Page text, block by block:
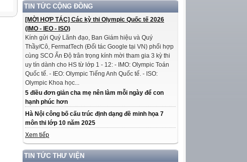
TIN TỨC CỘNG ĐỒNG
[MỜI HỢP TÁC] Các kỳ thi Olympic Quốc tế 2026
(IMO - IEO - ISO)
Kính gửi Quý Lãnh đạo, Ban Giám hiệu và Quý
Thầy/Cô, FermatTech (Đối tác Google tại VN) phối hợp
cùng SCO Ấn Độ trân trọng kính mời tham gia 3 kỳ thi
uy tín dành cho HS từ lớp 1 - 12: - IMO: Olympic Toán
Quốc tế. - IEO: Olympic Tiếng Anh Quốc tế. - ISO:
Olympic Khoa học...
5 điều đơn giản cha mẹ nên làm mỗi ngày để con
hạnh phúc hơn
Hà Nội công bố cấu trúc định dạng đề minh họa 7
môn thi lớp 10 năm 2025
Xem tiếp
TIN TỨC THƯ VIỆN